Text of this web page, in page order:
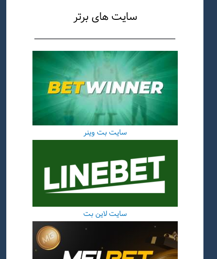
سایت های برتر
سایت بت وینر
سایت لاین بت